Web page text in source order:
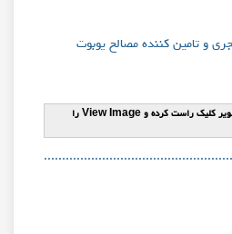
و تامین کننده مصالح یوبوت
برای بزرگنمایی تصاویر، بروی تصویر کلیک راست کرده و View Image را